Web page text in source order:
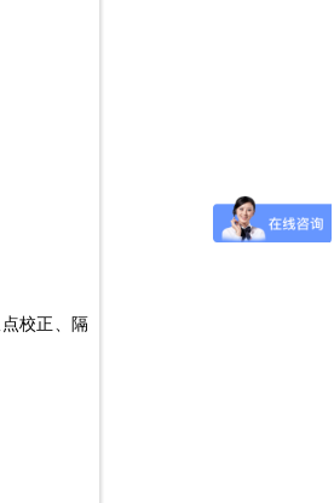
校正、隔